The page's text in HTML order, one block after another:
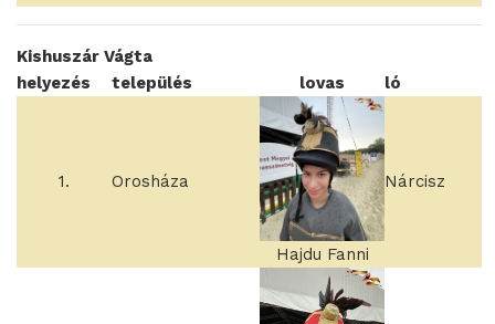
Kishuszár Vágta
helyezés
település lovas ló
1. Orosháza
Hajdu Fanni
Nárcisz